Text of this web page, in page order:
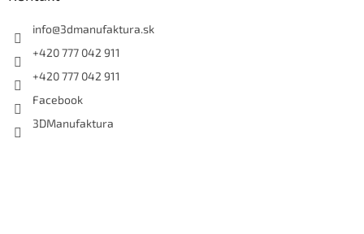
info@3dmanufaktura.sk
+420 777 042 911
+420 777 042 911
Facebook
3DManufaktura